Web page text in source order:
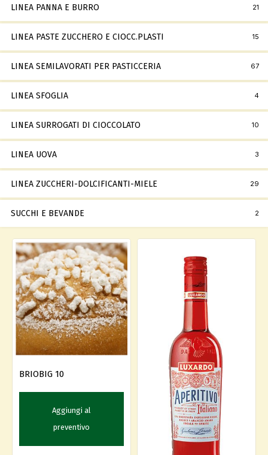
LINEA PANNA E BURRO 21
LINEA PASTE ZUCCHERO E CIOCC.PLASTI 15
LINEA SEMILAVORATI PER PASTICCERIA 67
LINEA SFOGLIA 4
LINEA SURROGATI DI CIOCCOLATO 10
LINEA UOVA 3
LINEA ZUCCHERI-DOLCIFICANTI-MIELE 29
SUCCHI E BEVANDE 2
BRIOBIG 10
Aggiungi al
preventivo